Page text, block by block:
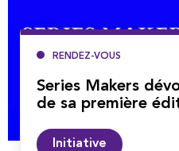
RENDEZ-VOUS
Series Makers
de sa première
Initiative